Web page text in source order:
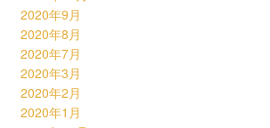
2020年9月
2020年8月
2020年7月
2020年3月
2020年2月
2020年1月